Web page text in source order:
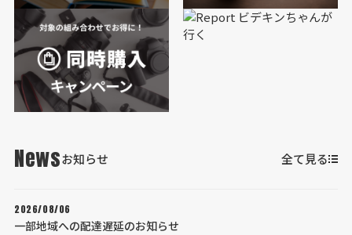
Newsお知らせ 全て見る
2026/08/06
一部地域への配達遅延のお知らせ